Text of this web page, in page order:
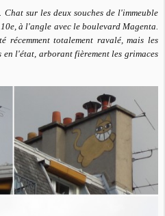
sur les deux souches de l'immeuble
à l'angle avec le boulevard Magenta.
récemment totalement ravalé, mais les
en l'état, arborant fièrement les grimaces